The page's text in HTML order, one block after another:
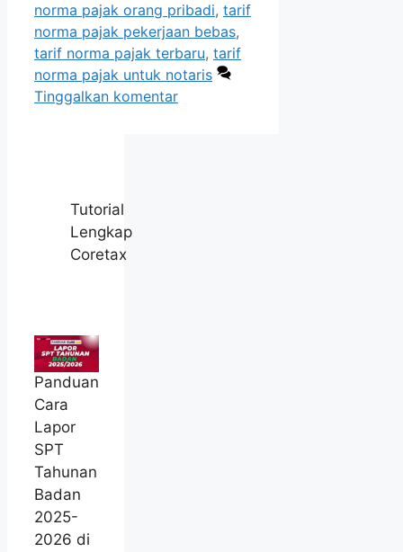
norma pajak orang pribadi, tarif
norma pajak pekerjaan bebas,
tarif norma pajak terbaru, tarif
norma pajak untuk notaris
Tinggalkan komentar
Tutorial
Lengkap
Coretax
Panduan
Cara
Lapor
SPT
Tahunan
Badan
2025-
2026 di